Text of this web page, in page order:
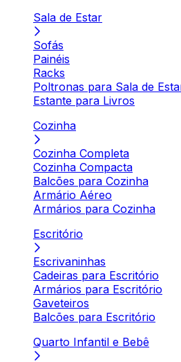
Sala de Estar
Sofás
Painéis
Racks
Poltronas para Sala de
Estante para Livros
Cozinha
Cozinha Completa
Cozinha Compacta
Balcões para Cozinha
Armário Aéreo
Armários para Cozinha
Escritório
Escrivaninhas
Cadeiras para Escritório
Armários para Escritório
Gaveteiros
Balcões para Escritório
Quarto Infantil e Bebê